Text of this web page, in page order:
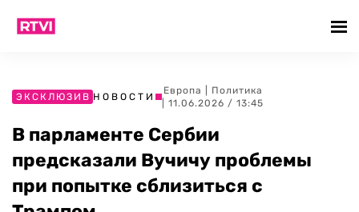
ЭКСКЛЮЗИВ НОВОСТИ
Европа
Политика
| 11.06.2026 / 13:45
В парламенте Сербии
предсказали Вучичу проблемы
при попытке сблизиться с